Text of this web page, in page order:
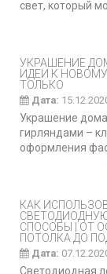
свет, который
УКРАШЕНИЕ
ИДЕИ К НОВОМУ
ТОЛЬКО
Дата:
Украшение
гирляндами –
оформления
КАК
СПОСОБЫ | ОТ
ПОТОЛКА ДО
Дата:
Светодиодная